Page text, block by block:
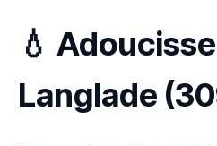
💧
Langlade